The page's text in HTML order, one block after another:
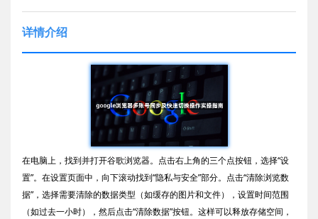
详情介绍
在电脑上，找到并打开谷歌浏览器。点击右上角的三个点按钮，选择“设
置”。在设置页面中，向下滚动找到“隐私与安全”部分。点击“清除浏览数
据”，选择需要清除的数据类型（如缓存的图片和文件），设置时间范围
（如过去一小时），然后点击“清除数据”按钮。这样可以释放存储空间，